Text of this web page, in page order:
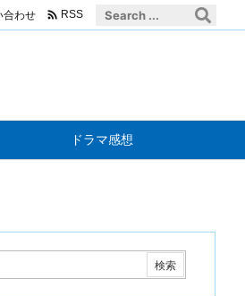
ドラマ感想
合わせ  RSS